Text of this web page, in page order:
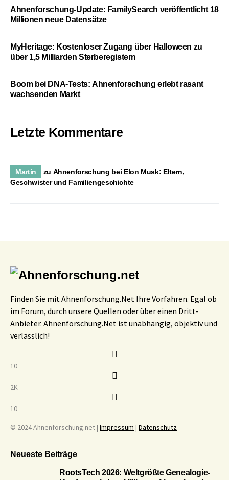
Ahnenforschung-Update: FamilySearch veröffentlicht 18
Millionen neue Datensätze
MyHeritage: Kostenloser Zugang über Halloween zu
über 1,5 Milliarden Sterberegistern
Boom bei DNA-Tests: Ahnenforschung erlebt rasant
wachsenden Markt
Letzte Kommentare
Martin zu Ahnenforschung bei Elon Musk: Eltern,
Geschwister und Familiengeschichte
Finden Sie mit Ahnenforschung.Net Ihre Vorfahren. Egal ob
im Forum, durch unsere Quellen oder über einen Dritt-
Anbieter. Ahnenforschung.Net ist unabhängig, objektiv und
verlässlich!
10
2K
10
© 2024 Ahnenforschung.net | Impressum | Datenschutz
Neueste Beiträge
RootsTech 2026: Weltgrößte Genealogie-